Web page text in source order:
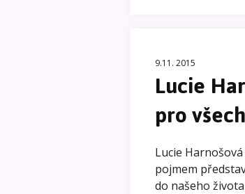
9.11. 2015
Lucie
pro
Lucie
pojmem
do našeho